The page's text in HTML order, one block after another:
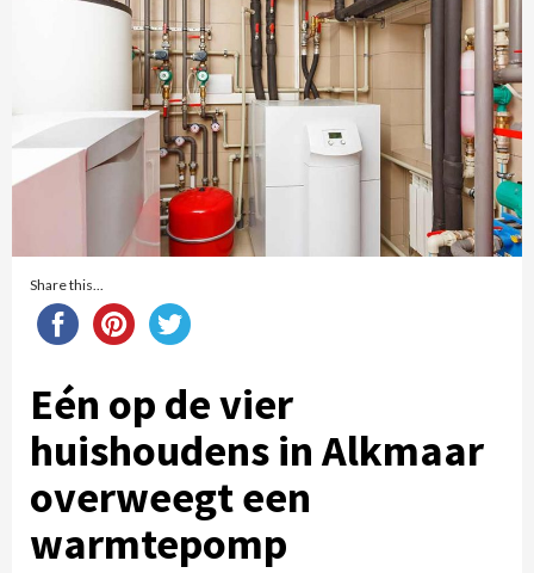
Share this...
Eén op de vier
huishoudens in Alkmaar
overweegt een
warmtepomp